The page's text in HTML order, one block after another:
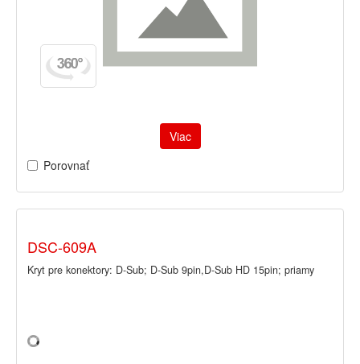
Viac
Porovnať
DSC-609A
Kryt pre konektory: D-Sub; D-Sub 9pin,D-Sub HD 15pin; priamy